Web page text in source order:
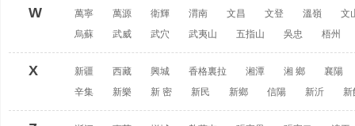
W 萬寧 萬源 衛輝 渭南 文昌 文登 溫嶺
文
烏蘇
武威 武穴 武夷山 五指山 吳忠 梧州
X 新疆 西藏 興城 香格裏拉 湘潭 湘 鄉
襄陽
辛集
新樂 新 密 新民 新鄉 信陽 新沂 新